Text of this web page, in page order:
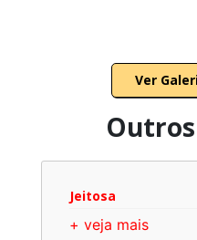
Ver
Jeitosa
+ veja mais